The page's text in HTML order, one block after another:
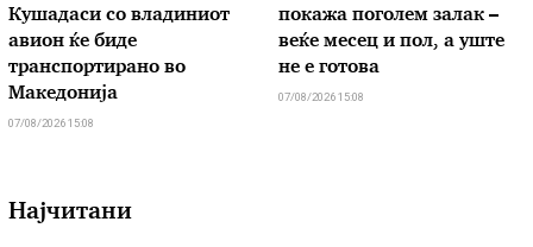
Кушадаси со владиниот
авион ќе биде
транспортирано во
Македонија
07/08/2026 15:08
покажа поголем залак –
веќе месец и пол, а уште
не е готова
07/08/2026 15:08
Најчитани